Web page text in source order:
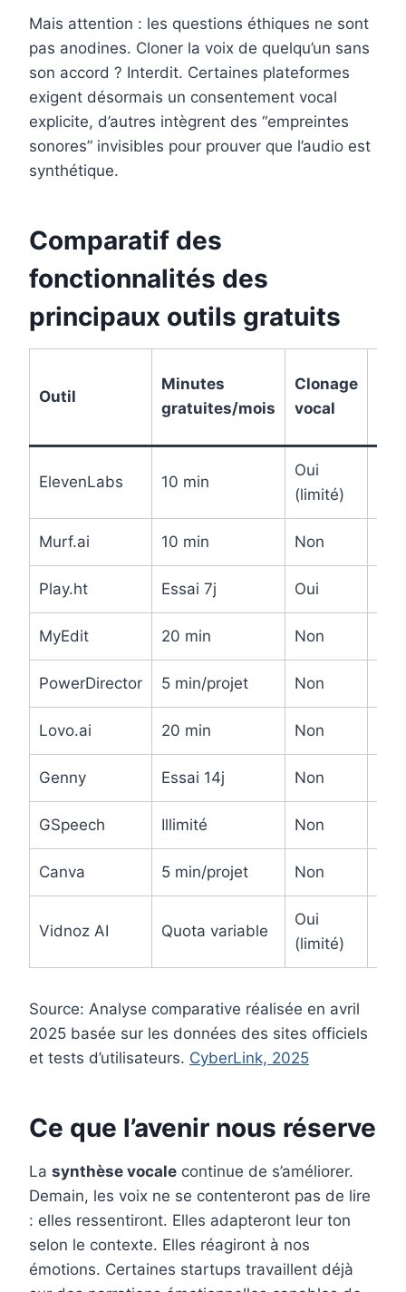
Mais attention : les questions éthiques ne sont
pas anodines. Cloner la voix de quelqu’un sans
son accord ? Interdit. Certaines plateformes
exigent désormais un consentement vocal
explicite, d’autres intègrent des “empreintes
sonores” invisibles pour prouver que l’audio est
synthétique.
Comparatif des
fonctionnalités des
principaux outils gratuits
Outil
Minutes
gratuites/mois
Clonage
vocal
ElevenLabs 10 min
Oui
(limité)
Murf.ai 10 min Non
Play.ht Essai 7j Oui
MyEdit 20 min Non
PowerDirector 5 min/projet Non
Lovo.ai 20 min Non
Genny Essai 14j Non
GSpeech Illimité Non
Canva 5 min/projet Non
Vidnoz AI Quota variable
Oui
(limité)
Source: Analyse comparative réalisée en avril
2025 basée sur les données des sites officiels
et tests d’utilisateurs. CyberLink, 2025
Ce que l’avenir nous réserve
La synthèse vocale continue de s’améliorer.
Demain, les voix ne se contenteront pas de lire
: elles ressentiront. Elles adapteront leur ton
selon le contexte. Elles réagiront à nos
émotions. Certaines startups travaillent déjà